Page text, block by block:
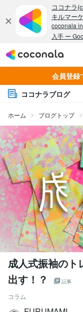
会員登録
ココナラブログ
ホーム ブログトップ
成人式振袖のト
出す！？
記事
コラム